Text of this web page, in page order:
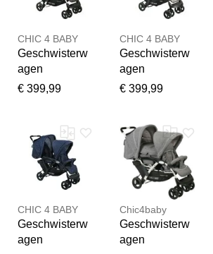
CHIC 4 BABY
Geschwisterw
agen
CHIC4BABY
Kinderwagen
Geschwisterw
agen, mit
feststellbaren
Doppelschwen
k-Vorderrädern
€ 399,99
CHIC 4 BABY
Geschwisterw
agen
CHIC4BABY
Kinderwagen
Geschwisterw
agen, mit
feststellbaren
Doppelschwen
k-Vorderrädern
€ 399,99
CHIC 4 BABY
Geschwisterw
agen
Chic4baby
Geschwisterw
agen
Vielen Dank für Ihr
Feedback
Ihr Feedback wird
der